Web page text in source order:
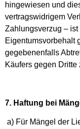
hingewiesen und
vertragswidrigem
Zahlungsverzug –
Eigentumsvorbehalt
gegebenenfalls
Käufers gegen Dritte
7. Haftung bei
a) Für Mängel der